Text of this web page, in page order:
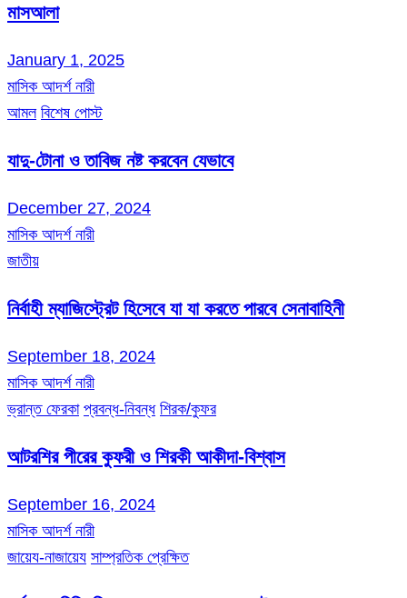
মাসআলা
January 1, 2025
মাসিক আদর্শ নারী
আমল বিশেষ পোস্ট
যাদু-টোনা ও তাবিজ নষ্ট করবেন যেভাবে
December 27, 2024
মাসিক আদর্শ নারী
জাতীয়
নির্বাহী ম্যাজিস্ট্রেট হিসেবে যা যা করতে পারবে সেনাবাহিনী
September 18, 2024
মাসিক আদর্শ নারী
ভ্রান্ত ফেরকা প্রবন্ধ-নিবন্ধ শিরক/কুফর
আটরশির পীরের কুফরী ও শিরকী আকীদা-বিশ্বাস
September 16, 2024
মাসিক আদর্শ নারী
জায়েয-নাজায়েয সাম্প্রতিক প্রেক্ষিত